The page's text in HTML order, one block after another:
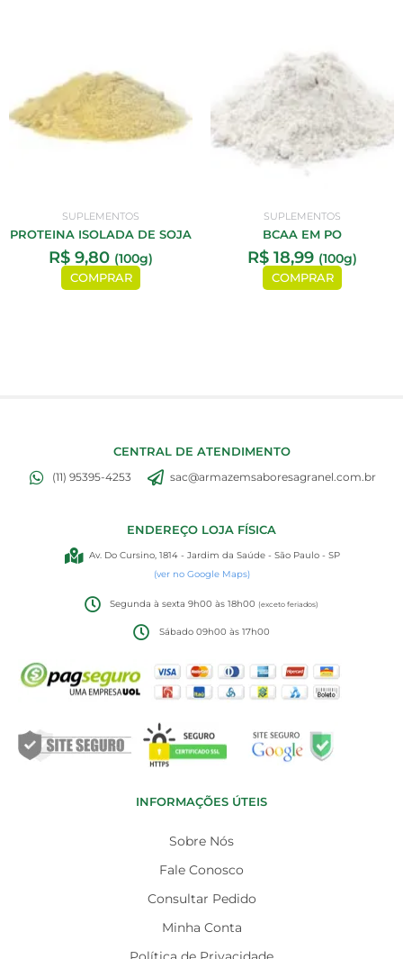
SUPLEMENTOS
PROTEINA ISOLADA DE SOJA
R$ 9,80 (100g)
COMPRAR
SUPLEMENTOS
BCAA EM PO
R$ 18,99 (100g)
COMPRAR
CENTRAL DE ATENDIMENTO
(11) 95395-4253 sac@armazemsaboresagranel.com.br
ENDEREÇO LOJA FÍSICA
Av. Do Cursino, 1814 - Jardim da Saúde - São Paulo - SP
(ver no Google Maps)
Segunda à sexta 9h00 às 18h00(exceto feriados)
Sábado 09h00 às 17h00
INFORMAÇÕES ÚTEIS
Sobre Nós
Fale Conosco
Consultar Pedido
Minha Conta